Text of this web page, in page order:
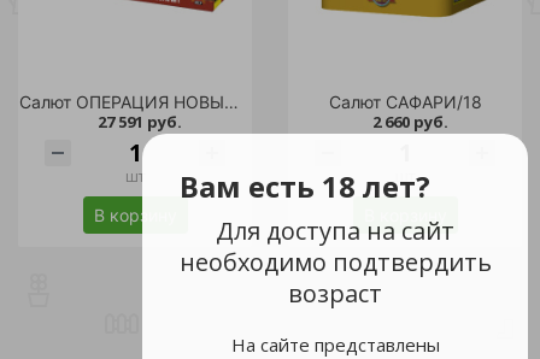
Вам есть 18 лет?
Для доступа на сайт
необходимо подтвердить
возраст
На сайте представлены
Салют ОПЕРАЦИЯ НОВЫЙ ГОД (0,5";1,0'' х 850 залпов)/1
27 591 руб.
шт
В корзину
Салют САФАРИ/18
2 660 руб.